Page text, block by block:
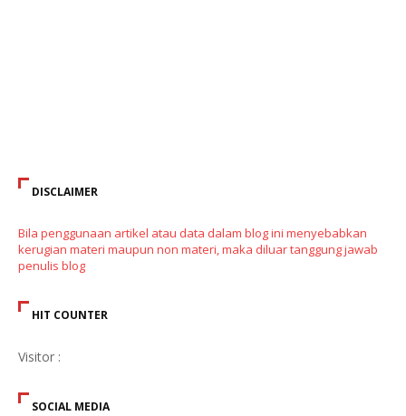
DISCLAIMER
Bila penggunaan artikel atau data dalam blog ini menyebabkan
kerugian materi maupun non materi, maka diluar tanggung jawab
penulis blog
HIT COUNTER
Visitor :
SOCIAL MEDIA